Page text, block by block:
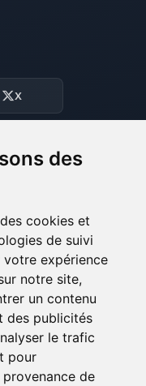
des
cookies et
de suivi
expérience
notre site,
un contenu
des publicités
le trafic
pour
de
X
me parler !
as besoin
circuits